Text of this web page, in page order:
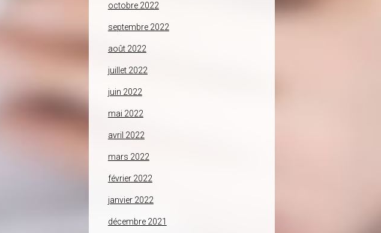
octobre 2022
septembre 2022
août 2022
juillet 2022
juin 2022
mai 2022
avril 2022
mars 2022
février 2022
janvier 2022
décembre 2021